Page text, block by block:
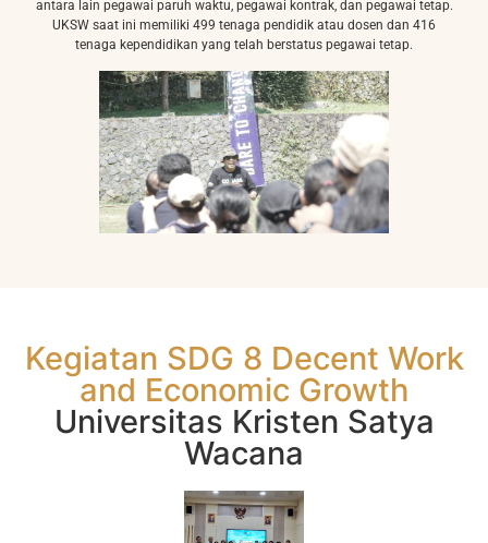
antara lain pegawai paruh waktu, pegawai kontrak, dan pegawai tetap.
UKSW saat ini memiliki 499 tenaga pendidik atau dosen dan 416
tenaga kependidikan yang telah berstatus pegawai tetap.
Kegiatan SDG 8 Decent Work
and Economic Growth
Universitas Kristen Satya
Wacana